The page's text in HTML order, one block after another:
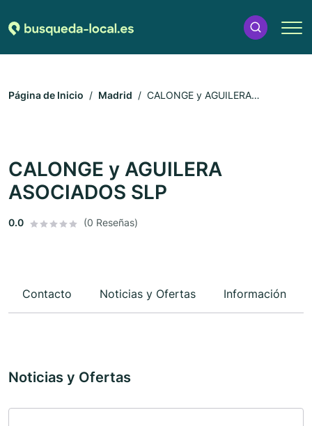
Página de Inicio Madrid
CALONGE y AGUILERA
CALONGE y AGUILERA
ASOCIADOS SLP
0.0 (0 Reseñas)
Contacto Noticias y Ofertas Información
Noticias y Ofertas